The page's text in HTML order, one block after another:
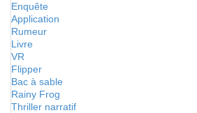
Enquête
Application
Rumeur
Livre
VR
Flipper
Bac à sable
Rainy Frog
Thriller narratif